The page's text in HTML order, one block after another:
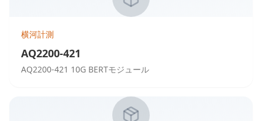
横河計測
AQ2200-421
AQ2200-421 10G BERTモジュール